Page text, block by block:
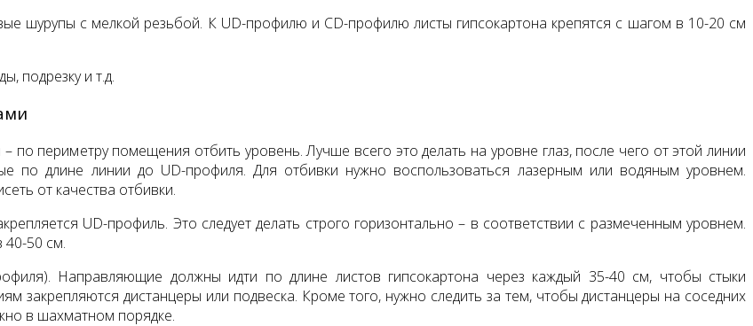
шурупы с мелкой резьбой. К UD-профилю и CD-профилю листы гипсокартона крепятся с шагом в 10-20 см
подрезку и т.д.
– по периметру помещения отбить уровень. Лучше всего это делать на уровне глаз, после чего от этой линии
по длине линии до UD-профиля. Для отбивки нужно воспользоваться лазерным или водяным уровнем.
от качества отбивки.
UD-профиль. Это следует делать строго горизонтально – в соответствии с размеченным уровнем.
40-50 см.
Направляющие должны идти по длине листов гипсокартона через каждый 35-40 см, чтобы стыки
закрепляются дистанцеры или подвеска. Кроме того, нужно следить за тем, чтобы дистанцеры на соседних
в шахматном порядке.